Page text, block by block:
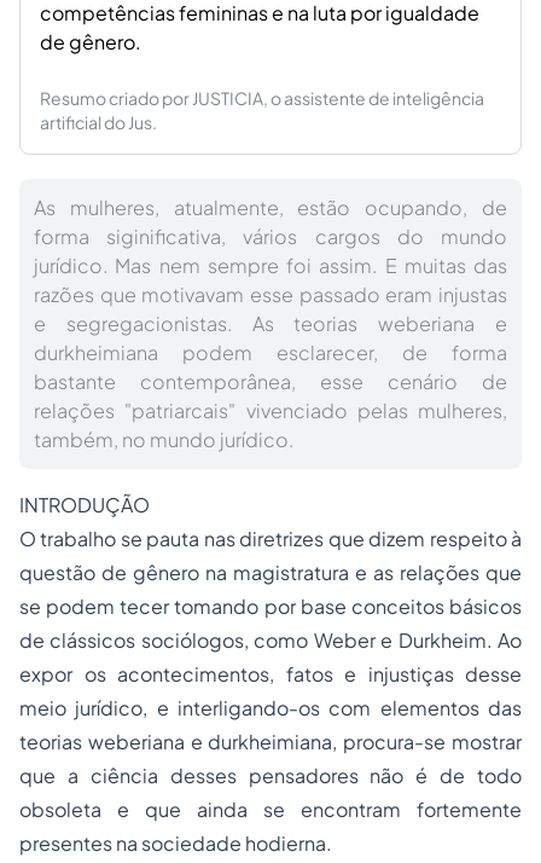
competências femininas e na luta por igualdade
de gênero.
Resumo criado por JUSTICIA, o assistente de inteligência
artificial do Jus.
As mulheres, atualmente, estão ocupando, de
forma siginificativa, vários cargos do mundo
jurídico. Mas nem sempre foi assim. E muitas das
razões que motivavam esse passado eram injustas
e segregacionistas. As teorias weberiana e
durkheimiana podem esclarecer, de forma
bastante contemporânea, esse cenário de
relações "patriarcais" vivenciado pelas mulheres,
também, no mundo jurídico.
INTRODUÇÃO
O trabalho se pauta nas diretrizes que dizem respeito à
questão de gênero na magistratura e as relações que
se podem tecer tomando por base conceitos básicos
de clássicos sociólogos, como Weber e Durkheim. Ao
expor os acontecimentos, fatos e injustiças desse
meio jurídico, e interligando-os com elementos das
teorias weberiana e durkheimiana, procura-se mostrar
que a ciência desses pensadores não é de todo
obsoleta e que ainda se encontram fortemente
presentes na sociedade hodierna.